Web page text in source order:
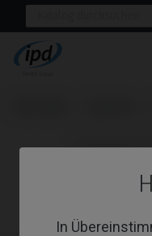
In
                      Gingivaformer